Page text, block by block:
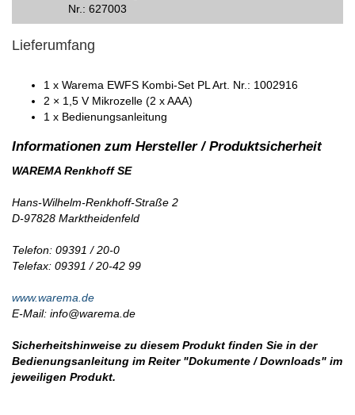
Nr.: 627003
Lieferumfang
1 x Warema EWFS Kombi-Set PL Art. Nr.: 1002916
2 × 1,5 V Mikrozelle (2 x AAA)
1 x Bedienungsanleitung
WAREMA Renkhoff SE
Hans-Wilhelm-Renkhoff-Straße 2
D-97828 Marktheidenfeld
Telefon: 09391 / 20-0
Telefax: 09391 / 20-42 99
www.warema.de
E-Mail: info@warema.de
Sicherheitshinweise zu diesem Produkt finden Sie in der
Bedienungsanleitung im Reiter "Dokumente / Downloads" im
jeweiligen Produkt.